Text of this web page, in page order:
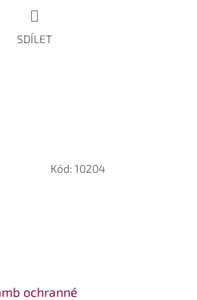
SDÍLET
ochranné
Kód:10204